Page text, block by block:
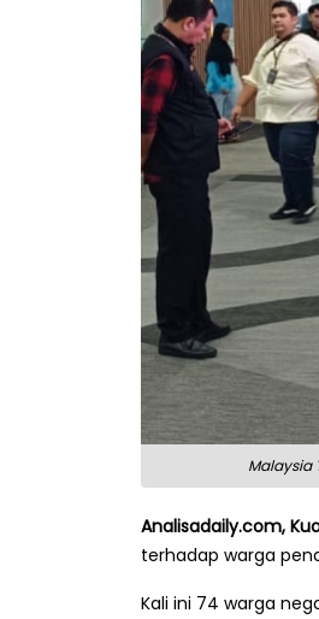
Malaysia
Analisadaily.com,
terhadap warga
Kali ini 74 warga